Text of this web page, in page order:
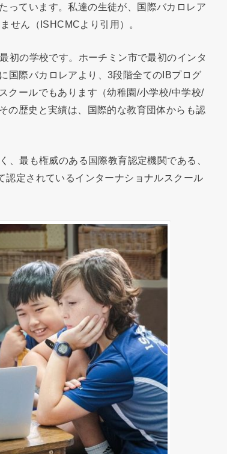
っています。私達の生徒が、国際バカロレア
せん（ISHCMCより引用）。
の学校です。ホーチミン市で最初のインタ
国際バカロレアより、3段階全てのIBプログ
クールでもあります（幼稚園/小学校/中学校/
の歴史と実績は、国際的な教育団体からも認
最も権威のある国際教育認定機関である、
定されているインターナショナルスクール